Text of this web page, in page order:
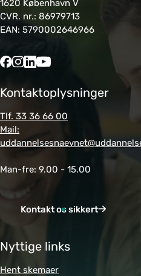
1620 København V
CVR. nr.: 86979713
EAN: 5790002646966
Kontaktoplysninger
Tlf. 33 36 66 00
Mail:
Man-fre: 9.00 - 15.00
Kontakt os sikkert
Nyttige links
Hent skemaer